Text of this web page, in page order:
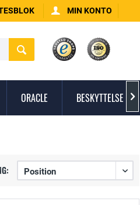
MIN KONTO
ORACLE BESKYTTELSE 